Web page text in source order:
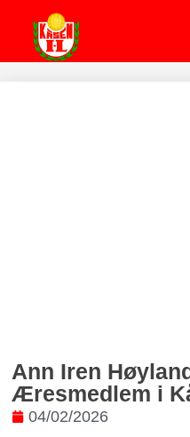
Ann Iren
Æresmedlem i
04/02/2026